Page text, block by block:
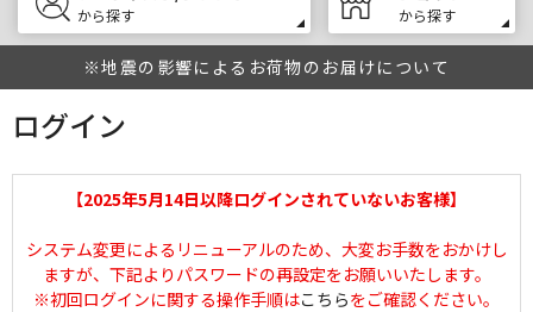
中文
から探す から探す
※地震の影響によるお荷物のお届けについて
ログイン
【2025年5月14日以降ログインされていないお客様】
システム変更によるリニューアルのため、大変お手数をおかけし
ますが、下記よりパスワードの再設定をお願いいたします。
※初回ログインに関する操作手順はこちらをご確認ください。